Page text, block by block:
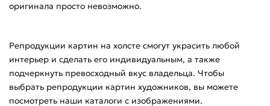
оригинала просто невозможно.
Репродукции картин на холсте смогут украсить любой
интерьер и сделать его индивидуальным, а также
подчеркнуть превосходный вкус владельца. Чтобы
выбрать репродукции картин художников, вы можете
посмотреть наши каталоги с изображениями.